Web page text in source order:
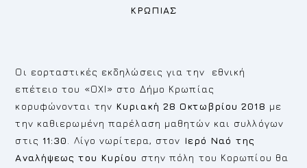
ΚΡΩΠΙΑΣ
Οι εορταστικές εκδηλώσεις για την εθνική
επέτειο του «ΟΧΙ» στο Δήμο Κρωπίας
κορυφώνονται την Κυριακή 28 Οκτωβρίου 2018 με
την καθιερωμένη παρέλαση μαθητών και συλλόγων
στις 11:30 . Λίγο νωρίτερα, στον Ιερό Ναό της
Αναλήψεως του Κυρίου στην πόλη του Κορωπίου θα